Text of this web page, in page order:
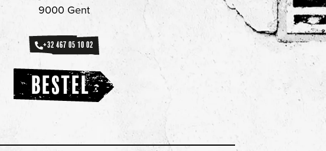
9000 Gent
+32 467 05 10 02
BESTEL